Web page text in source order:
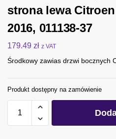
strona lewa
2016, 011138-37
179.49 zł z VAT
Środkowy zawias drzwi bocznych
Produkt dostępny na zamówienie